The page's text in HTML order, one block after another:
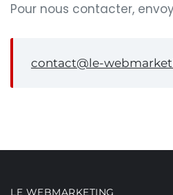
Pour nous contacter,
contact@le-
LE WEBMARKETING